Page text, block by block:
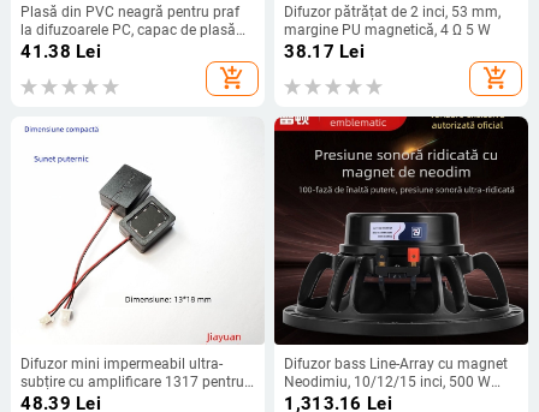
Plasă din PVC neagră pentru praf
la difuzoarele PC, capac de plasă
pentru difuzoare PC cu ventilație și
adeziv, capac ventilator autoadeziv
41.38 Lei
add_shopping_cart
Difuzor pătrățat de 2 inci, 53 mm,
margine PU magnetică, 4 Ω 5 W
38.17 Lei
add_shopping_cart
Difuzor mini impermeabil ultra-
subțire cu amplificare 1317 pentru
sisteme de recunoaștere facială
48.39 Lei
Difuzor bass Line-Array cu magnet
Neodimiu, 10/12/15 inci, 500 W
pentru scenă
1,313.16 Lei